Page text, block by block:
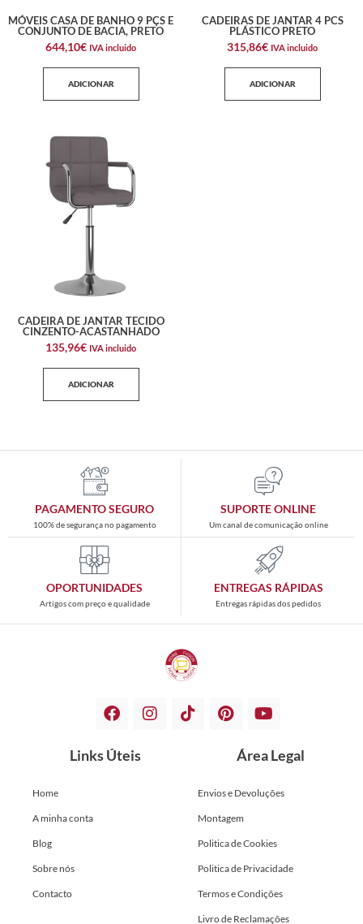
MÓVEIS CASA DE BANHO 9 PÇS E
CONJUNTO DE BACIA, PRETO
644,10€ IVA incluido
ADICIONAR
CADEIRAS DE JANTAR 4 PCS
PLÁSTICO PRETO
315,86€ IVA incluido
ADICIONAR
CADEIRA DE JANTAR TECIDO
CINZENTO-ACASTANHADO
135,96€ IVA incluido
ADICIONAR
PAGAMENTO SEGURO
100% de segurança no pagamento
SUPORTE ONLINE
Um canal de comunicação online
OPORTUNIDADES
Artigos com preço e qualidade
ENTREGAS RÁPIDAS
Entregas rápidas dos pedidos
Links Úteis
Home
A minha conta
Blog
Sobre nós
Contacto
Área Legal
Envios e Devoluções
Montagem
Politica de Cookies
Politica de Privacidade
Termos e Condições
Livro de Reclamações